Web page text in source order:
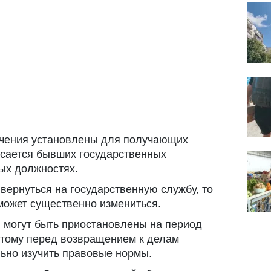
установлены для получающих
бывших государственных
должностях.
на государственную службу, то
существенно измениться.
быть приостановлены на период
перед возвращением к делам
изучить правовые нормы.